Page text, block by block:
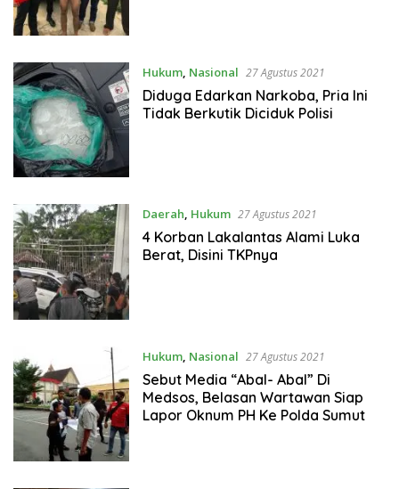
Hukum, Nasional 27 Agustus 2021
Diduga Edarkan Narkoba, Pria Ini
Tidak Berkutik Diciduk Polisi
Daerah, Hukum 27 Agustus 2021
4 Korban Lakalantas Alami Luka
Berat, Disini TKPnya
Hukum, Nasional 27 Agustus 2021
Sebut Media “Abal- Abal” Di
Medsos, Belasan Wartawan Siap
Lapor Oknum PH Ke Polda Sumut